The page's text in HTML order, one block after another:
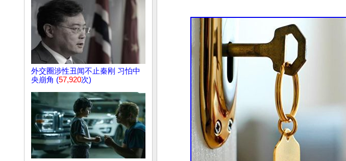
外交圈涉性丑闻不止秦刚 习怕中
央崩角 (57,920次)